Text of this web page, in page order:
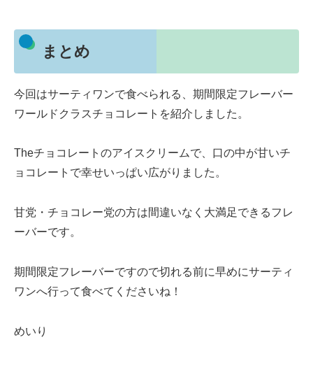
まとめ
今回はサーティワンで食べられる、期間限定フレーバー
ワールドクラスチョコレートを紹介しました。
Theチョコレートのアイスクリームで、口の中が甘いチ
ョコレートで幸せいっぱい広がりました。
甘党・チョコレー党の方は間違いなく大満足できるフレ
ーバーです。
期間限定フレーバーですので切れる前に早めにサーティ
ワンへ行って食べてくださいね！
めいり